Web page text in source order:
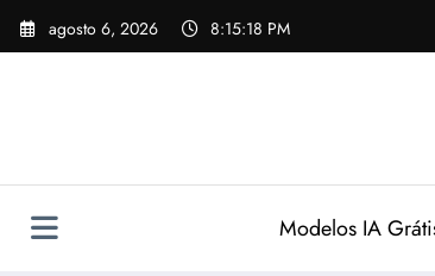
Pular
para
agosto 6, 2026 8:15:19 PM
Modelos IA